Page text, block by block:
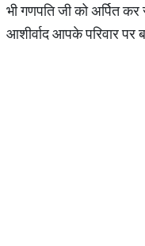
भी गणपति जी को अर्पित
आशीर्वाद आपके परिवार पर